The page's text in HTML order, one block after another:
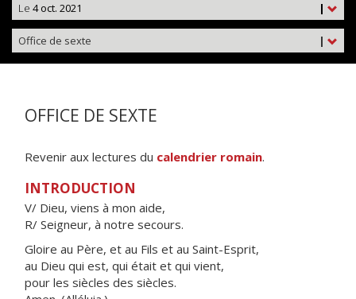
|
Le 4 oct. 2021
|
Office de sexte
OFFICE DE SEXTE
Revenir aux lectures du calendrier romain.
INTRODUCTION
V/ Dieu, viens à mon aide,
R/ Seigneur, à notre secours.
Gloire au Père, et au Fils et au Saint-Esprit,
au Dieu qui est, qui était et qui vient,
pour les siècles des siècles.